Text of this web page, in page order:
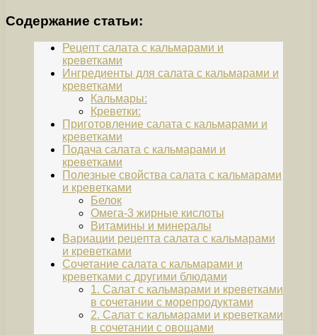
Содержание статьи:
Рецепт салата с кальмарами и
креветками
Ингредиенты для салата с кальмарами и
креветками
Кальмары:
Креветки:
Приготовление салата с кальмарами и
креветками
Подача салата с кальмарами и
креветками
Полезные свойства салата с кальмарами
и креветками
Белок
Омега-3 жирные кислоты
Витамины и минералы
Вариации рецепта салата с кальмарами
и креветками
Сочетание салата с кальмарами и
креветками с другими блюдами
1. Салат с кальмарами и креветками
в сочетании с морепродуктами
2. Салат с кальмарами и креветками
в сочетании с овощами